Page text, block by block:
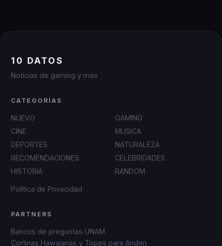
10 DATOS
Noticias de gaming y más
CATEGORÍAS
NUEVO
GAMING
CINE
MUSICA
DEPORTES
NATURALEZA
RECOMENDACIONES
CELEBRIDADES
HISTORIA
RANDOM
Política de Privacidad
PARTNERS
Bancos de preguntas UNAM
Cortinas Hawaianas y Topes para Anden